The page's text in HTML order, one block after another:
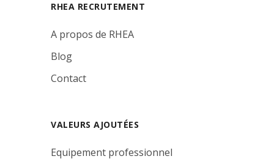
RHEA RECRUTEMENT
A propos de RHEA
Blog
Contact
VALEURS AJOUTÉES
Equipement professionnel